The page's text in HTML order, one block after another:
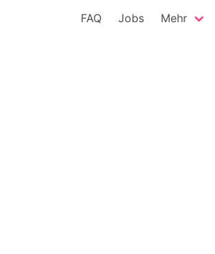
FAQ Jobs Mehr